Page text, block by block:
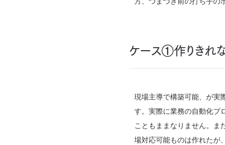
ケース①作りきれ
現場主導で構築可能、が実
す。実際に業務の自動化プ
こともままなりません。ま
場対応可能ものは作れたが